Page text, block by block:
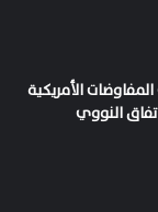
الأمريكية
النووي